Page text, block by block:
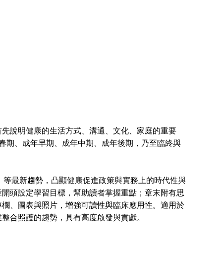
明健康的生活方式、溝通、文化、家庭的重要
期、成年早期、成年中期、成年後期，乃至臨終與
新趨勢，凸顯健康促進政策與實務上的時代性與
頭設定學習目標，幫助讀者掌握重點；章末附有思
、圖表與照片，增強可讀性與臨床應用性。適用於
合照護的趨勢，具有高度啟發與貢獻。